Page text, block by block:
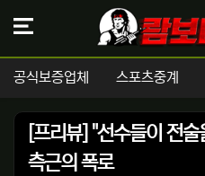
공식보증업체 스포츠중계
[프리뷰] "선수들이 전
측근의 폭로